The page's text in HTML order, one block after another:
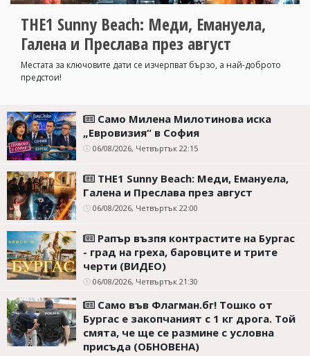
ЮГ
Управители:
Василев,
email:
Касабова,
еmail:k.kassabova@flagman.bg
Главен
редактор:
Иван
Колев,
email:
office@flagman.bg
Коментарите
под
статиите
се
въвеждат
от
читателите
и
редакцията
THE1 Sunny Beach: Меди, Емануела,
Галена и Преслава през август
Местата за ключовите дати се изчерпват бързо, а най-доброто
предстои!
Само Милена Милотинова иска
„Евровизия“ в София
06/08/2026, Четвъртък 22:15
THE1 Sunny Beach: Меди, Емануела,
Галена и Преслава през август
06/08/2026, Четвъртък 22:00
Рапър възпя контрастите на Бургас
- град на греха, баровците и трите
черти (ВИДЕО)
06/08/2026, Четвъртък 21:30
Само във Флагман.бг! Тошко от
Бургас е закопчаният с 1 кг дрога. Той
смята, че ще се размине с условна
присъда (ОБНОВЕНА)